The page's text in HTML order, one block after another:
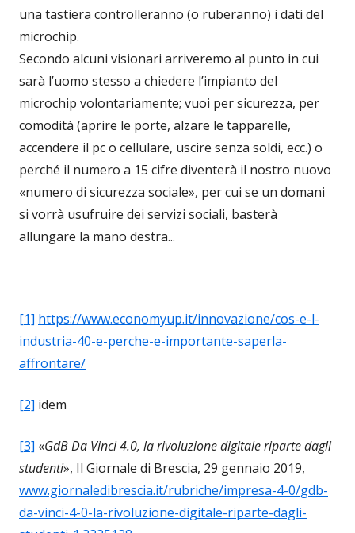
una tastiera controlleranno (o ruberanno) i dati del
microchip.
Secondo alcuni visionari arriveremo al punto in cui
sarà l’uomo stesso a chiedere l’impianto del
microchip volontariamente; vuoi per sicurezza, per
comodità (aprire le porte, alzare le tapparelle,
accendere il pc o cellulare, uscire senza soldi, ecc.) o
perché il numero a 15 cifre diventerà il nostro nuovo
«numero di sicurezza sociale», per cui se un domani
si vorrà usufruire dei servizi sociali, basterà
allungare la mano destra...
[1] https://www.economyup.it/innovazione/cos-e-l-
industria-40-e-perche-e-importante-saperla-
affrontare/
[2] idem
[3] «GdB Da Vinci 4.0, la rivoluzione digitale riparte dagli
studenti», Il Giornale di Brescia, 29 gennaio 2019,
www.giornaledibrescia.it/rubriche/impresa-4-0/gdb-
da-vinci-4-0-la-rivoluzione-digitale-riparte-dagli-